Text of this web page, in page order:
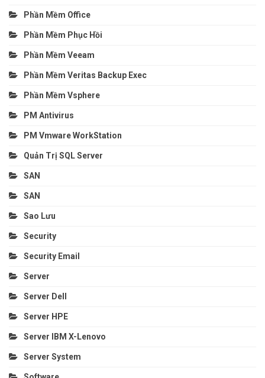
Phần Mềm Office
Phần Mềm Phục Hồi
Phần Mềm Veeam
Phần Mềm Veritas Backup Exec
Phần Mềm Vsphere
PM Antivirus
PM Vmware WorkStation
Quản Trị SQL Server
SAN
SAN
Sao Lưu
Security
Security Email
Server
Server Dell
Server HPE
Server IBM X-Lenovo
Server System